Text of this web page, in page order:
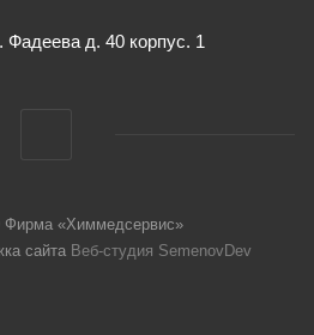
Фадеева д. 40 корпус. 1
«Химмедсервис»
сайта Веб-студия SemenovDev